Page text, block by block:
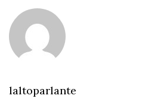
laltoparlante